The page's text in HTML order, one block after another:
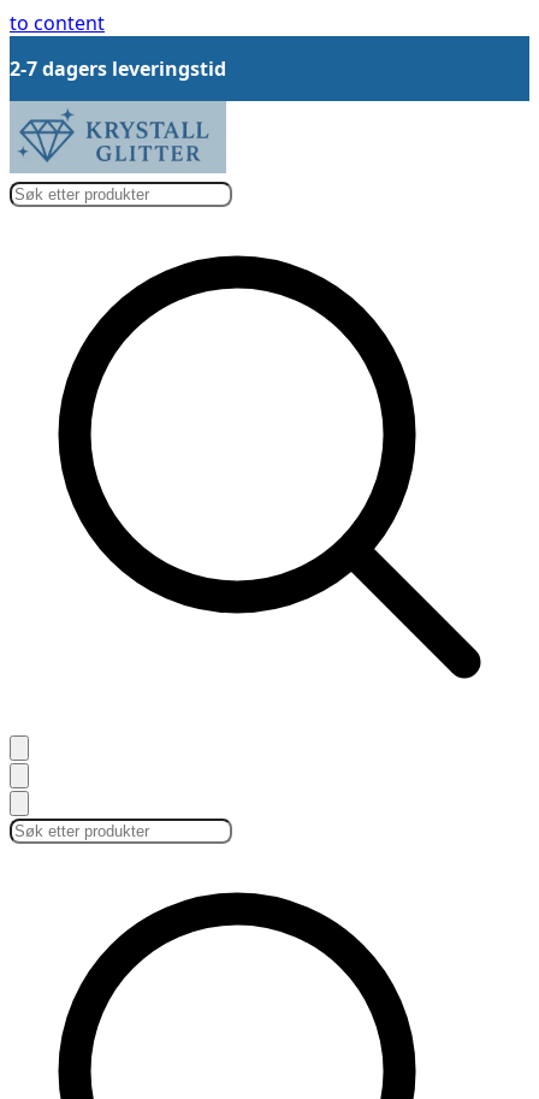
to content
2-7 dagers leveringstid